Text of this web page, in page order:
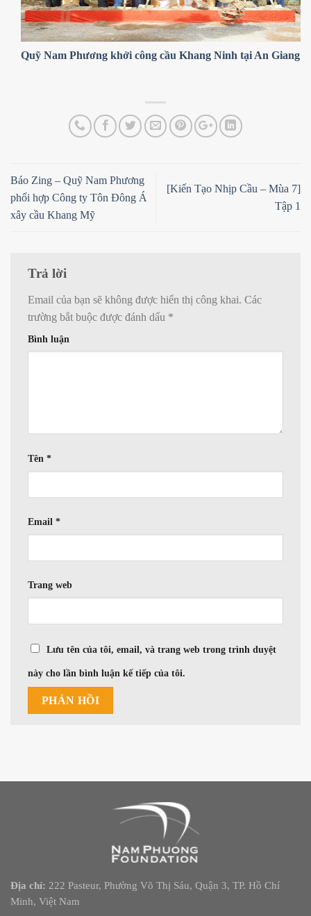
Quỹ Nam Phương khởi công cầu Khang Ninh tại An Giang
Báo Zing – Quỹ Nam Phương
phối hợp Công ty Tôn Đông Á
xây cầu Khang Mỹ
[Kiến Tạo Nhịp Cầu – Mùa 7]
Tập 1
Trả lời
Email của bạn sẽ không được hiển thị công khai. Các
trường bắt buộc được đánh dấu *
Bình luận
Tên *
Email *
Trang web
Lưu tên của tôi, email, và trang web trong trình duyệt
này cho lần bình luận kế tiếp của tôi.
Địa chỉ: 222 Pasteur, Phường Võ Thị Sáu, Quận 3, TP. Hồ Chí
Minh, Việt Nam